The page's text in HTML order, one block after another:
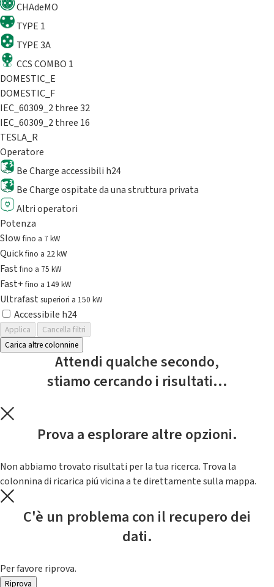
CHAdeMO
TYPE 1
TYPE 3A
CCS COMBO 1
DOMESTIC_E
DOMESTIC_F
IEC_60309_2 three 32
IEC_60309_2 three 16
TESLA_R
Operatore
Be Charge accessibili h24
Be Charge ospitate da una struttura privata
Altri operatori
Potenza
Slowfino a 7 kW
Quickfino a 22 kW
Fastfino a 75 kW
Fast+fino a 149 kW
Ultrafast superiori a 150 kW
Accessibile h24
Applica
Cancella filtri
Carica altre colonnine
Attendi qualche secondo,
stiamo cercando i risultati...
Prova a esplorare altre opzioni.
Non abbiamo trovato risultati per la tua ricerca. Trova la
colonnina di ricarica piú vicina a te direttamente sulla mappa.
C'è un problema con il recupero dei
dati.
Per favore riprova.
Riprova